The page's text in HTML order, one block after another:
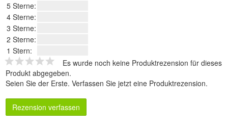
5 Sterne:
4 Sterne:
3 Sterne:
2 Sterne:
1 Stern:
Es wurde noch keine Produktrezension für dieses
Produkt abgegeben.
Seien Sie der Erste. Verfassen Sie jetzt eine Produktrezension.
Rezension verfassen